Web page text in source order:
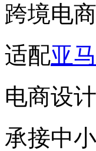
跨境电
适配亚
电商设
承接中